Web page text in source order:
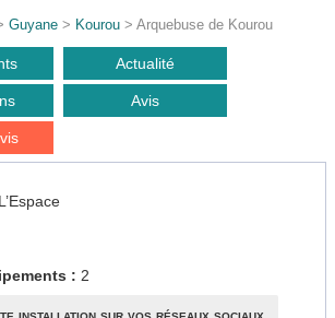
Guyane > Kourou > Arquebuse de Kourou
Actualité
Avis
: 2